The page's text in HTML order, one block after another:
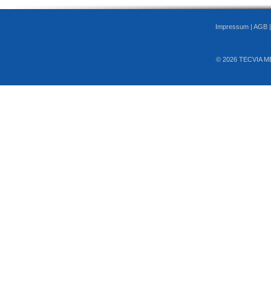
Impressum | AGB
© 2026 TECVIA